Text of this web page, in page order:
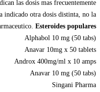
las dosis mas frecuentemente
indicado otra dosis distinta, no la
Esteroides populares:
Alphabol 10 mg (50 tabs)
Anavar 10mg x 50 tablets
Androx 400mg/ml x 10 amps
Anavar 10 mg (50 tabs)
Singani Pharma